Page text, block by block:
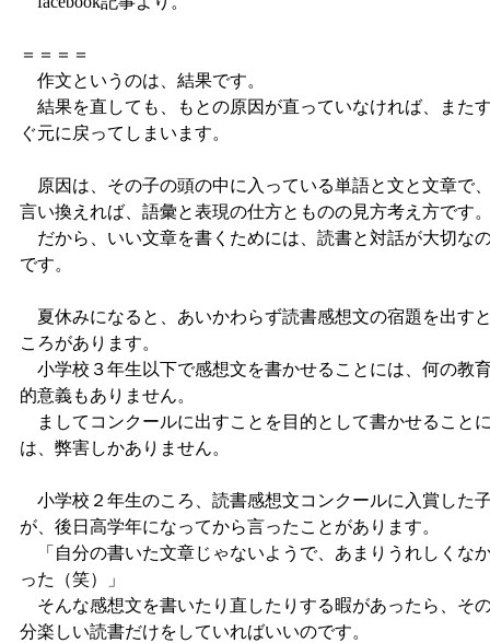
＝＝＝＝
作文というのは、結果です。
結果を直しても、もとの原因が直っていなければ、また
ぐ元に戻ってしまいます。
原因は、その子の頭の中に入っている単語と文と文章で
言い換えれば、語彙と表現の仕方とものの見方考え方です
だから、いい文章を書くためには、読書と対話が大切な
です。
夏休みになると、あいかわらず読書感想文の宿題を出す
ころがあります。
小学校３年生以下で感想文を書かせることには、何の教
的意義もありません。
ましてコンクールに出すことを目的として書かせること
は、弊害しかありません。
小学校２年生のころ、読書感想文コンクールに入賞した
が、後日高学年になってから言ったことがあります。
「自分の書いた文章じゃないようで、あまりうれしくな
った（笑）」
そんな感想文を書いたり直したりする暇があったら、そ
分楽しい読書だけをしていればいいのです。